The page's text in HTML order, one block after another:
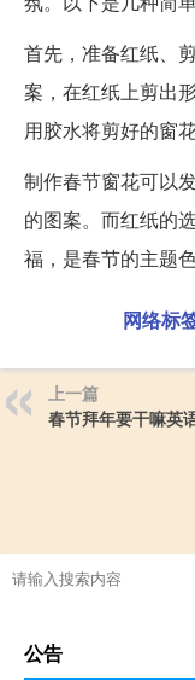
首先，准备红纸、
案，在红纸上剪出
用胶水将剪好的窗
制作春节窗花可以
的图案。而红纸的
福，是春节的主题色
网络标
上一篇
春节拜年要干嘛英
公告